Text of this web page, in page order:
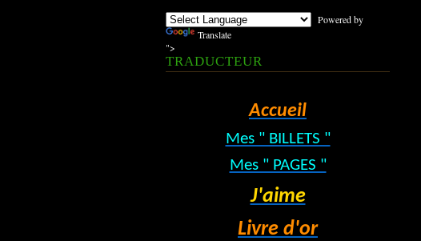
Powered by
Translate
">
TRADUCTEUR
Accueil
Mes " BILLETS "
Mes " PAGES "
J'aime
Livre d'or